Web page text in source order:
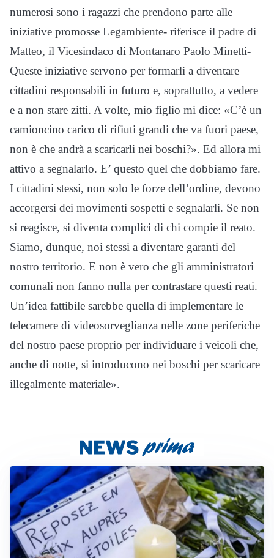
numerosi sono i ragazzi che prendono parte alle
iniziative promosse Legambiente- riferisce il padre di
Matteo, il Vicesindaco di Montanaro Paolo Minetti-
Queste iniziative servono per formarli a diventare
cittadini responsabili in futuro e, soprattutto, a vedere
e a non stare zitti. A volte, mio figlio mi dice: «C’è un
camioncino carico di rifiuti grandi che va fuori paese,
non è che andrà a scaricarli nei boschi?». Ed allora mi
attivo a segnalarlo. E’ questo quel che dobbiamo fare.
I cittadini stessi, non solo le forze dell’ordine, devono
accorgersi dei movimenti sospetti e segnalarli. Se non
si reagisce, si diventa complici di chi compie il reato.
Siamo, dunque, noi stessi a diventare garanti del
nostro territorio. E non è vero che gli amministratori
comunali non fanno nulla per contrastare questi reati.
Un’idea fattibile sarebbe quella di implementare le
telecamere di videosorveglianza nelle zone periferiche
del nostro paese proprio per individuare i veicoli che,
anche di notte, si introducono nei boschi per scaricare
illegalmente materiale».